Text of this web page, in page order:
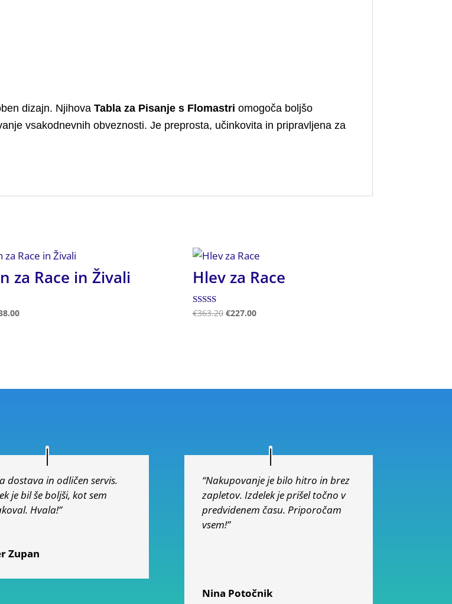
dizajn. NjihovaTabla za Pisanje s Flomastri omogoča boljšo
vsakodnevnih obveznosti. Je preprosta, učinkovita in pripravljena za
za Race in Živali Hlev za Race
Ocenjeno
€363.20 €227.00
dostava in odličen servis.
je bil še boljši, kot sem
Hvala!”
Zupan
“Nakupovanje je bilo hitro in brez
zapletov. Izdelek je prišel točno v
predvidenem času. Priporočam
vsem!”
Nina Potočnik